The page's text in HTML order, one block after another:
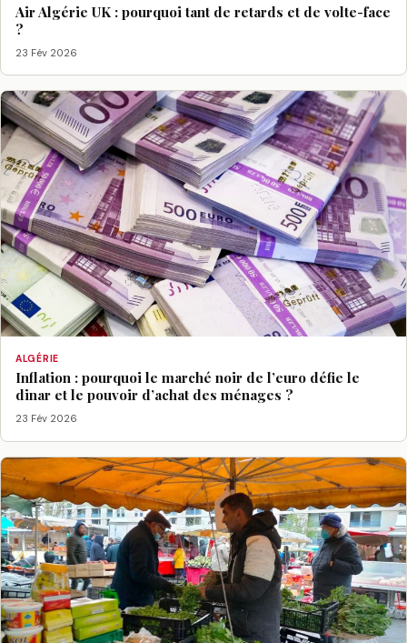
Air Algérie UK : pourquoi tant de retards et de volte-face
?
23 Fév 2026
ALGÉRIE
Inflation : pourquoi le marché noir de l’euro défie le
dinar et le pouvoir d’achat des ménages ?
23 Fév 2026